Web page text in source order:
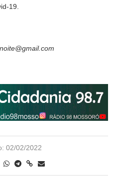
19.
02/02/2022